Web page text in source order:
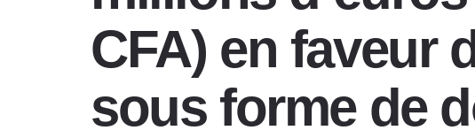
CFA) en faveur
sous forme de